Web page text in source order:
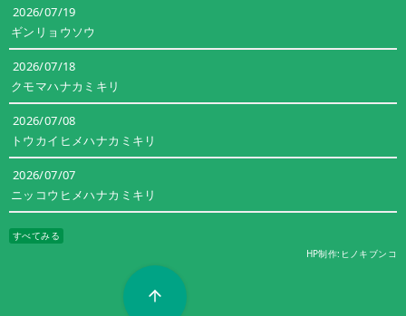
2026/07/19
ギンリョウソウ
2026/07/18
クモマハナカミキリ
2026/07/08
トウカイヒメハナカミキリ
2026/07/07
ニッコウヒメハナカミキリ
すべてみる
HP制作:ヒノキブンコ